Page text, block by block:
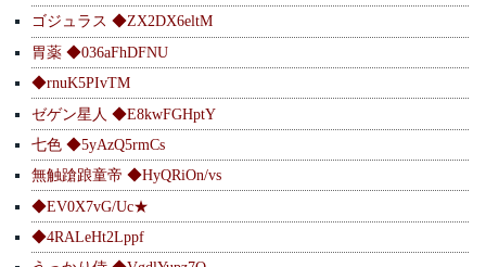
ゴジュラス ◆ZX2DX6eltM
胃薬 ◆036aFhDFNU
◆rnuK5PIvTM
ゼゲン星人 ◆E8kwFGHptY
七色 ◆5yAzQ5rmCs
無触蹌踉童帝 ◆HyQRiOn/vs
◆EV0X7vG/Uc★
◆4RALeHt2Lppf